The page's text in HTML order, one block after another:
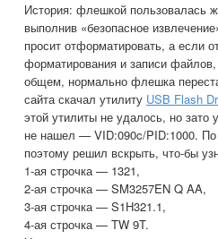
История: флешкой пользовалась
выполнив «безопасное
просит отформатировать, а если
форматирования и записи
общем, нормально флешка
сайта скачал утилиту USB Flash
этой утилиты не удалось, но зато
не нашел — VID:090c/PID:1000. По
поэтому решил вскрыть, что-бы
1-ая строчка — 1321,
2-ая строчка — SM3257EN Q AA,
3-ая строчка — S1H321.1,
4-ая строчка — TW 9T.